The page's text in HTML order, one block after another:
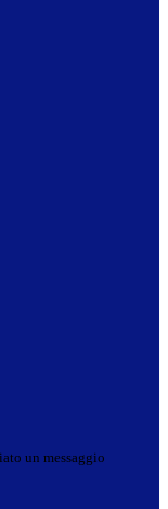
un messaggio